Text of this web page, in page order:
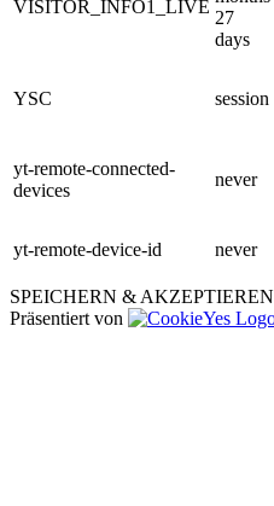
VISITOR_INFO1_LIVE
27
days
YSC session
yt-remote-connected-
devices
never
yt-remote-device-id never
SPEICHERN & AKZEPTIEREN
Präsentiert von